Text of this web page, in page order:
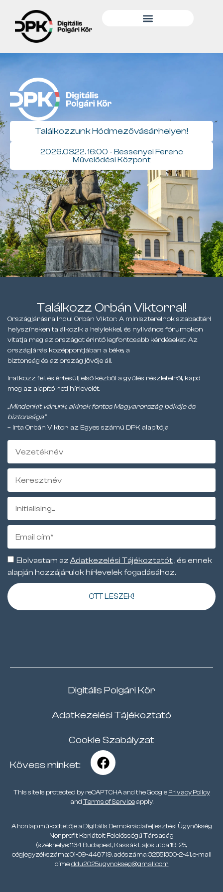
Találkozzunk Hódmezővásárhelyen!
2026.03.22. 16:00 - Bessenyei Ferenc
Művelődési Központ
Találkozz Orbán Viktorral!
Országjárásra indul Orbán Viktor. A miniszterelnök szabadtéri
helyszíneken találkozik a helyiekkel, és nyilvános fórumokon
vitatja meg az országot érintő legfontosabb kérdéseket. Az
országjárás középpontjában a béke, a
biztonság és az ország jövője áll.
Iratkozz fel, és értesülj első kézből a gyűlés részleteiről, kapd
meg az alapító heti hírlevelét.
„Mindenkit várunk, akinek fontos Magyarország békéje és
biztonsága”
– írta Orbán Viktor, az Egyes számú DPK alapítója
Elolvastam az Adatkezelési Tájékoztatót, és ennek
alapján hozzájárulok hírlevelek fogadásához.
OTT LESZEK!
Digitális Polgári Kör
Adatkezelési Tájékoztató
Cookie Szabályzat
Kövess minket:
This site is protected by reCAPTCHA and the Google Privacy Policy
and Terms of Serviceapply.
A honlap működtetője a Digitális Demokráciafejlesztési Ügynökség
Nonprofit Korlátolt Felelősségű Társaság
(székhelye: 1134 Budapest, Kassák Lajos utca 19-25.,
cégjegyzékszáma: 01-09-446719, adószáma: 32851300-2-41, e-mail
címe:ddu2025ugynokseg@gmail.com